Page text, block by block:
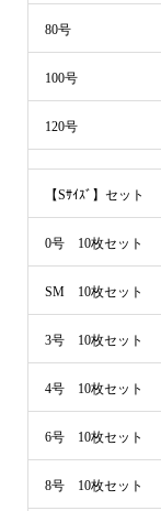
80号
100号
120号
【Sｻｲｽﾞ】セット
0号 10枚セット
SM 10枚セット
3号 10枚セット
4号 10枚セット
6号 10枚セット
8号 10枚セット